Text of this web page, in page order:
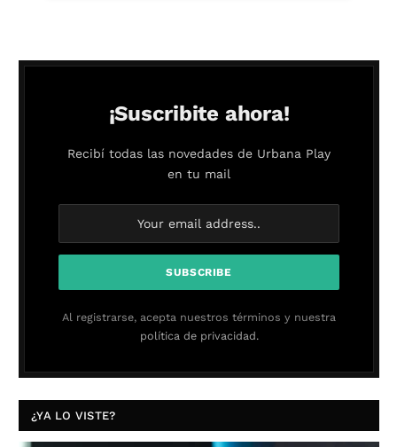
¡Suscribite ahora!
Recibí todas las novedades de Urbana Play
en tu mail
Al registrarse, acepta nuestros términos y nuestra
política de privacidad.
¿YA LO VISTE?